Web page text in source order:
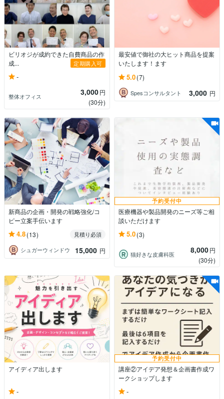
ビリオジが成約できた自費商品の作
成...
定期購入可
-
整体オフィス 3,000円
(30分)
最安値で御社の大ヒット商品を提案
いたします！ます
5.0(7)
Spesコンサルタント 3,000 円
新商品の企画・開発の戦略強化/コ
ピー立案手伝います
4.8(13)
見積り必須
シュガーウィンドウ
15,000 円
予約受付中
医療機器や製品開発のニーズ等ご相
談いただけます
5.0(3)
猫好きな皮膚科医 8,000円
(30分)
アイディア出します
-
予約受付中
講座②アイデア発想＆企画書作成ワ
ークショップします
-